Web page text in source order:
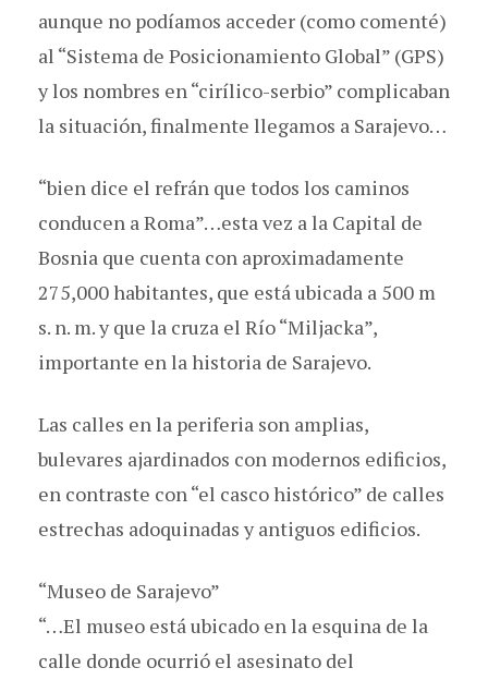
aunque no podíamos acceder (como comenté)
al “Sistema de Posicionamiento Global” (GPS)
y los nombres en “cirílico-serbio” complicaban
la situación, finalmente llegamos a Sarajevo…
“bien dice el refrán que todos los caminos
conducen a Roma”…esta vez a la Capital de
Bosnia que cuenta con aproximadamente
275,000 habitantes, que está ubicada a 500 m
s. n. m. y que la cruza el Río “Miljacka”,
importante en la historia de Sarajevo.
Las calles en la periferia son amplias,
bulevares ajardinados con modernos edificios,
en contraste con “el casco histórico” de calles
estrechas adoquinadas y antiguos edificios.
“Museo de Sarajevo”
“…El museo está ubicado en la esquina de la
calle donde ocurrió el asesinato del